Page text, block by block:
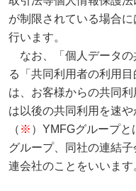
が制限されている場合
行います。
なお、「個人データの
る「共同利用者の利用
は、お客様からの共同
は以後の共同利用を速や
（ ※ ）YMFGグループ
グループ、同社の連結
連会社のことをいいます